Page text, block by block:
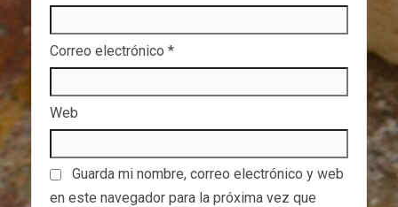
Correo electrónico *
Web
Guarda mi nombre, correo electrónico y web
en este navegador para la próxima vez que